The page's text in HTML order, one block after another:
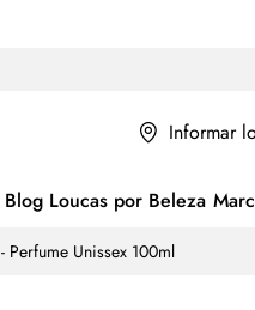
Informar
Blog Loucas por Beleza
- Perfume Unissex 100ml